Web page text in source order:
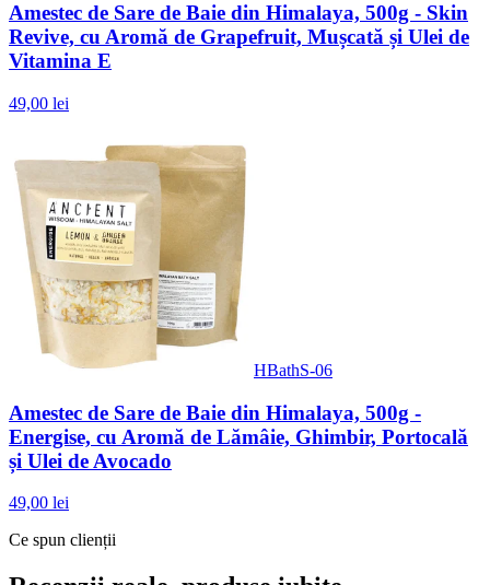
Amestec de Sare de Baie din Himalaya, 500g - Skin
Revive, cu Aromă de Grapefruit, Mușcată și Ulei de
Vitamina E
49,00 lei
HBathS-06
Amestec de Sare de Baie din Himalaya, 500g -
Energise, cu Aromă de Lămâie, Ghimbir, Portocală
și Ulei de Avocado
49,00 lei
Ce spun clienții